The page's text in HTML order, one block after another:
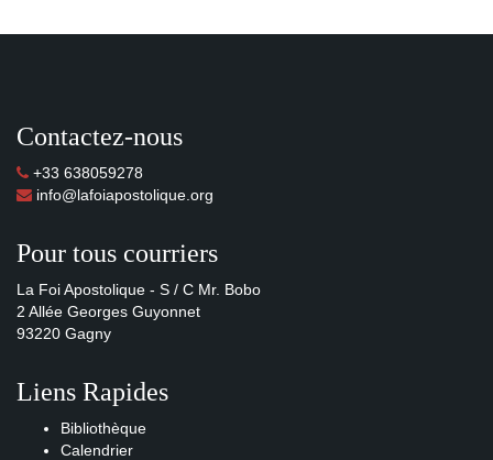
Contactez-nous
+33 638059278
info@lafoiapostolique.org
Pour tous courriers
La Foi Apostolique - S / C Mr. Bobo
2 Allée Georges Guyonnet
93220 Gagny
Liens Rapides
Bibliothèque
Calendrier